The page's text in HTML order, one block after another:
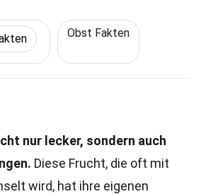
Obst Fakten
nur lecker, sondern auch
Diese Frucht, die oft mit
wird, hat ihre eigenen